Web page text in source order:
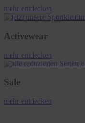
mehr entdecken
Activewear
mehr entdecken
Sale
mehr entdecken